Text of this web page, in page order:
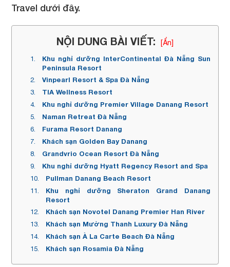
Travel dưới đây.
NỘI DUNG BÀI VIẾT:
[Ẩn]
Khu nghỉ dưỡng InterContinental Đà Nẵng Sun
Peninsula Resort
Vinpearl Resort & Spa Đà Nẵng
TIA Wellness Resort
Khu nghỉ dưỡng Premier Village Danang Resort
Naman Retreat Đà Nẵng
Furama Resort Danang
Khách sạn Golden Bay Danang
Grandvrio Ocean Resort Đà Nẵng
Khu nghỉ dưỡng Hyatt Regency Resort and Spa
Pullman Danang Beach Resort
Khu nghỉ dưỡng Sheraton Grand Danang
Resort
Khách sạn Novotel Danang Premier Han River
Khách sạn Mường Thanh Luxury Đà Nẵng
Khách sạn À La Carte Beach Đà Nẵng
Khách sạn Rosamia Đà Nẵng